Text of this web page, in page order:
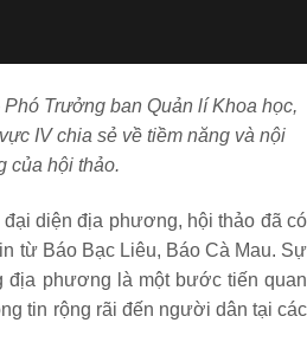
Trưởng ban Quản lí Khoa học,
IV chia sẻ về tiềm năng và nội
của hội thảo.
diện địa phương, hội thảo đã có
từ Báo Bạc Liêu, Báo Cà Mau. Sự
địa phương là một bước tiến quan
tin rộng rãi đến người dân tại các